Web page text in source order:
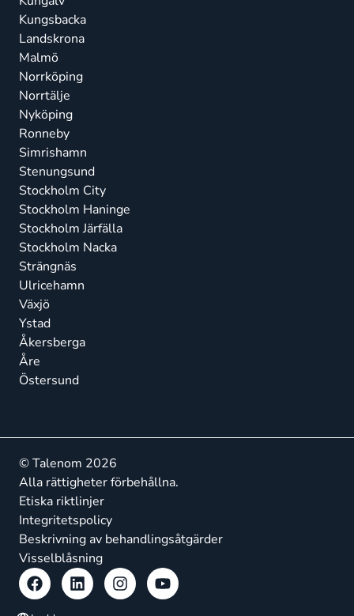
Kungsbacka
Landskrona
Malmö
Norrköping
Norrtälje
Nyköping
Ronneby
Simrishamn
Stenungsund
Stockholm City
Stockholm Haninge
Stockholm Järfälla
Stockholm Nacka
Strängnäs
Ulricehamn
Växjö
Ystad
Åkersberga
Åre
Östersund
© Talenom 2026
Alla rättigheter förbehållna.
Etiska riktlinjer
Integritetspolicy
Beskrivning av behandlingsåtgärder
Visselblåsning